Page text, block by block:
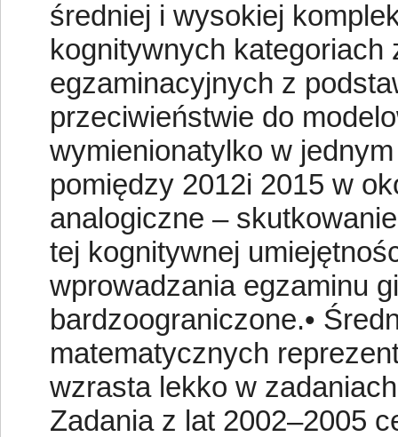
średniej i wysokiej
kognitywnych
egzaminacyjnych z
przeciwieństwie do
wymienionatylko w
pomiędzy 2012i 2015 w
analogiczne –
tej kognitywnej
wprowadzania egzaminu
bardzoograniczone.•
matematycznych
wzrasta lekko w
Zadania z lat 2002–2005